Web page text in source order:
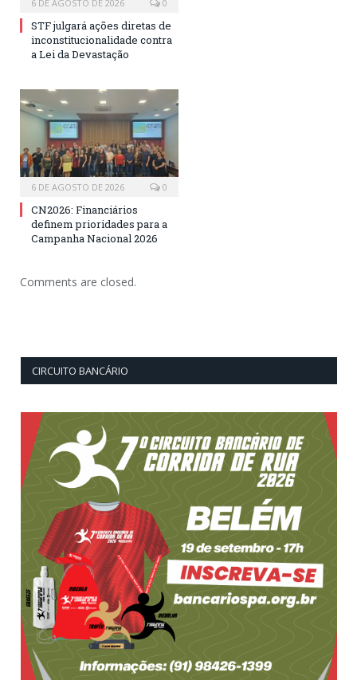
6 DE AGOSTO DE 2026 0
STF julgará ações diretas de
inconstitucionalidade contra
a Lei da Devastação
6 DE AGOSTO DE 2026 0
CN2026: Financiários
definem prioridades para a
Campanha Nacional 2026
Comments are closed.
CIRCUITO BANCÁRIO